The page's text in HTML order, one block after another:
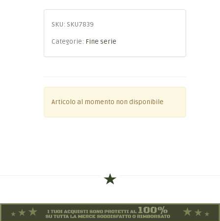
SKU: SKU7839
Categorie: Fine serie
Articolo al momento non disponibile